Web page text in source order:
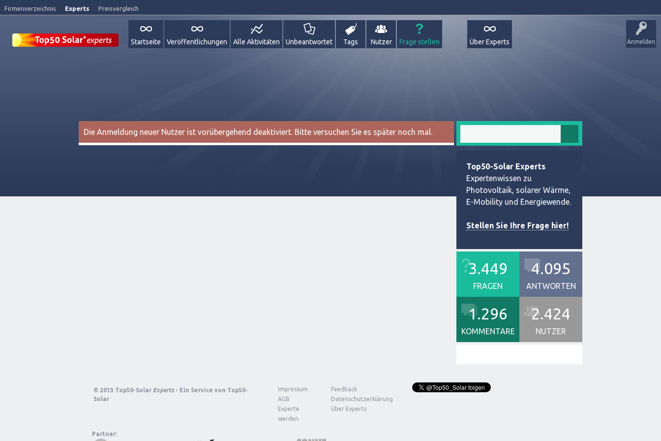
Firmenverzeichnis Experts Preisvergleich
Anmelden
Startseite Veröffentlichungen Alle Aktivitäten Unbeantwortet Tags Nutzer Frage stellen Über Experts
Die Anmeldung neuer Nutzer ist vorübergehend deaktiviert. Bitte versuchen Sie es später noch mal.
Top50-Solar Experts
Expertenwissen zu
Photovoltaik, solarer Wärme,
E-Mobility und Energiewende.
Stellen Sie Ihre Frage hier!
3.449
FRAGEN
4.095
ANTWORTEN
1.296
KOMMENTARE
2.424
NUTZER
© 2013 Top50-Solar Experts - Ein Service von Top50-
Solar
Impressum
Feedback
AGB
Datenschutzerklärung
Experte
werden
Über Experts
Partner: